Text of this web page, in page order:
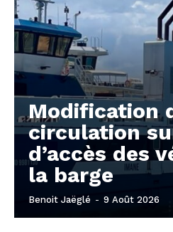
Modification
circulation
d’accès des
la barge
Benoit Jaëglé - 9 Août 2026